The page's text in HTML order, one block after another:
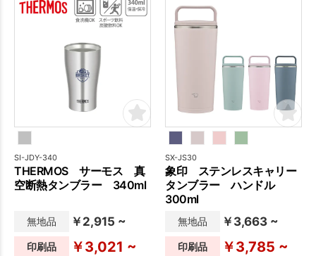
SI-JDY-340
THERMOS サーモス 真
空断熱タンブラー 340ml
無地品 ￥2,915 ~
印刷品 ￥3,021 ~
SX-JS30
象印 ステンレスキャリー
タンブラー ハンドル
300ml
無地品 ￥3,663 ~
印刷品 ￥3,785 ~